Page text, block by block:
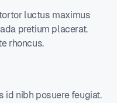
luctus maximus
pretium placerat.
rhoncus.
id nibh posuere feugiat.